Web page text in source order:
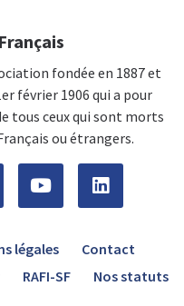
fondée en 1887 et
février 1906 qui a pour
tous ceux qui sont morts
ou étrangers.
légales
Contact
RAFI-SF Nos statuts